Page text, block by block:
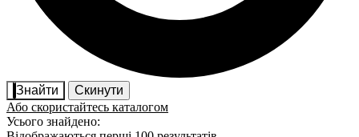
Знайти
Скинути
Або скористайтесь каталогом
Усього знайдено: